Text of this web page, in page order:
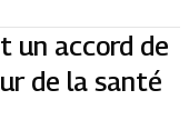
un accord de
de la santé